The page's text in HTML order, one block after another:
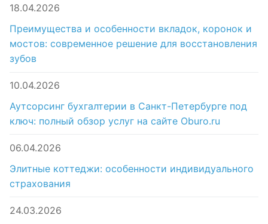
18.04.2026
Преимущества и особенности вкладок, коронок и
мостов: современное решение для восстановления
зубов
10.04.2026
Аутсорсинг бухгалтерии в Санкт-Петербурге под
ключ: полный обзор услуг на сайте Oburo.ru
06.04.2026
Элитные коттеджи: особенности индивидуального
страхования
24.03.2026